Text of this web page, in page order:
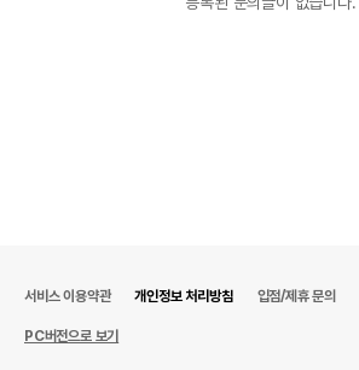
서비스 이용약관 개인정보 처리방침 입점/제휴 문의
PC버전으로 보기